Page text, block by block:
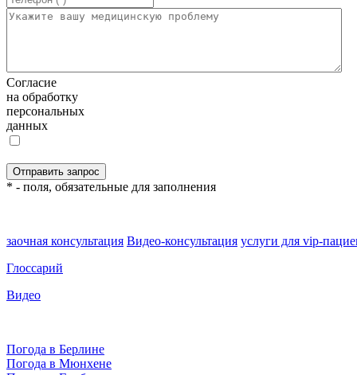
Согласие
на обработку
персональных
данных
* - поля, обязательные для заполнения
заочная консультация Видео-консультация услуги для vip-
Глоссарий
Видео
Погода в Берлине
Погода в Мюнхене